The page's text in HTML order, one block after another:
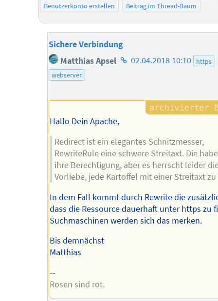
Benutzerkonto erstellen
Beitrag im Thread-Baum
Sichere Verbindung
Matthias Apsel Homepage
02.04.2018 10:10
https
webserver
Hallo Dein Apache,
Redirect ist ein elegantes Schnitzmesser,
RewriteRule eine schwere Streitaxt. Die
ihre Berechtigung, aber es herrscht leider
Vorliebe, jede Kartoffel mit einer Streitaxt
In dem Fall kommt durch Rewrite die
dass die Ressource dauerhaft unter https zu
Suchmaschinen werden sich das merken.
Bis demnächst
Matthias
--
Rosen sind rot.